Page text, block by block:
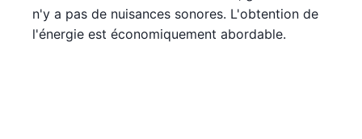
n'y a pas de nuisances sonores. L'obtention de
l'énergie est économiquement abordable.